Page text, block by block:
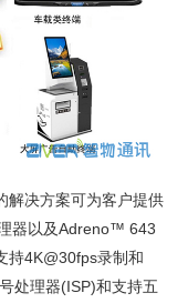
决方案可为客户提供
器以及Adreno™ 643
持4K@30fps录制和
处理器(ISP)和支持五